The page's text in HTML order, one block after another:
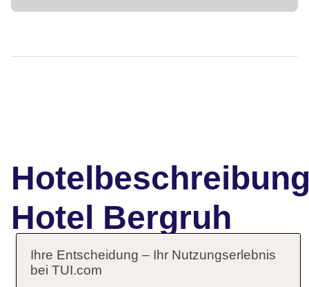
Hotel Bergruh
Das bietet Ihre Unterkunft
Ihre Entscheidung – Ihr Nutzungserlebnis
bei TUI.com